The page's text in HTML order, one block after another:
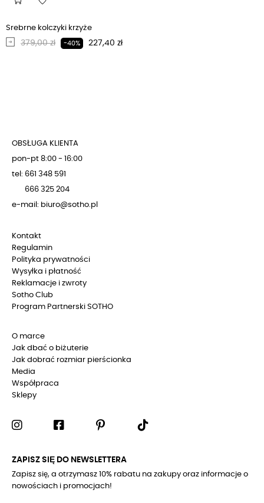
Srebrne kolczyki krzyże
Regularna cena
379,00 zł -40% Cena
227,40 zł
OBSŁUGA KLIENTA
pon-pt 8:00 - 16:00
tel: 661 348 591
666 325 204
e-mail: biuro@sotho.pl
Kontakt
Regulamin
Polityka prywatności
Wysyłka i płatność
Reklamacje i zwroty
Sotho Club
Program Partnerski SOTHO
O marce
Jak dbać o biżuterie
Jak dobrać rozmiar pierścionka
Media
Współpraca
Sklepy
ZAPISZ SIĘ DO NEWSLETTERA
Zapisz się, a otrzymasz 10% rabatu na zakupy oraz informacje o
nowościach i promocjach!